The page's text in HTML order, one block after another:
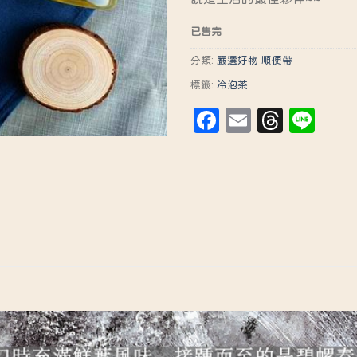
已售完
分類: 嚴選好物 順便帶
標籤: 冷泡茶
Facebook
Email